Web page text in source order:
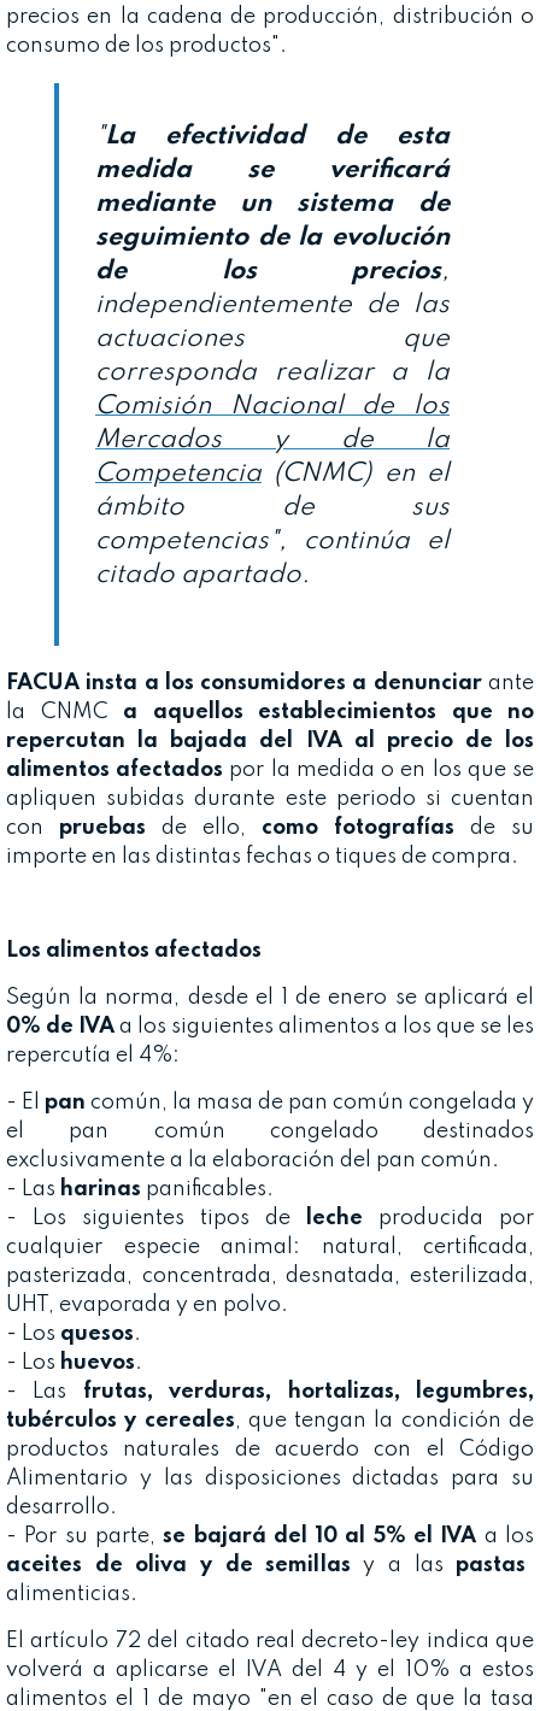
precios en la cadena de producción, distribución o
consumo de los productos".
"La efectividad de esta
medida se verificará
mediante un sistema de
seguimiento de la evolución
de los precios,
independientemente de las
actuaciones que
corresponda realizar a la
Comisión Nacional de los
Mercados y de la
Competencia (CNMC) en el
ámbito de sus
competencias", continúa el
citado apartado.
FACUA insta a los consumidores a denunciarante
la CNMC a aquellos establecimientos que no
repercutan la bajada del IVA al precio
de los
alimentos afectados por la medida o en los que se
apliquen subidas durante este periodo si cuentan
con pruebas de ello, como fotografías de su
importe en las distintas fechas o tiques de compra.
Los alimentos afectados
Según la norma, desde el 1 de enero se aplicará el
0% de IVA a los siguientes alimentos a los que se les
repercutía el 4%:
- El pan común, la masa de pan común congelada y
el pan común congelado destinados
exclusivamente a la elaboración del pan común.
- Las harinas panificables.
- Los siguientes tipos de
leche producida por
cualquier especie animal: natural, certificada,
pasterizada, concentrada, desnatada, esterilizada,
UHT, evaporada y en polvo.
- Los quesos.
- Los huevos.
- Las frutas, verduras, hortalizas, legumbres,
tubérculos y cereales, que tengan la condición de
productos naturales de acuerdo con el Código
Alimentario y las disposiciones dictadas para su
desarrollo.
- Por su parte,se bajará del 10 al 5% el IVA a los
aceites de oliva y de semillasy a las pastas
alimenticias.
El artículo 72 del citado real decreto-ley indica que
volverá a aplicarse el IVA del 4 y el 10% a estos
alimentos el 1 de mayo "en el caso de que la tasa